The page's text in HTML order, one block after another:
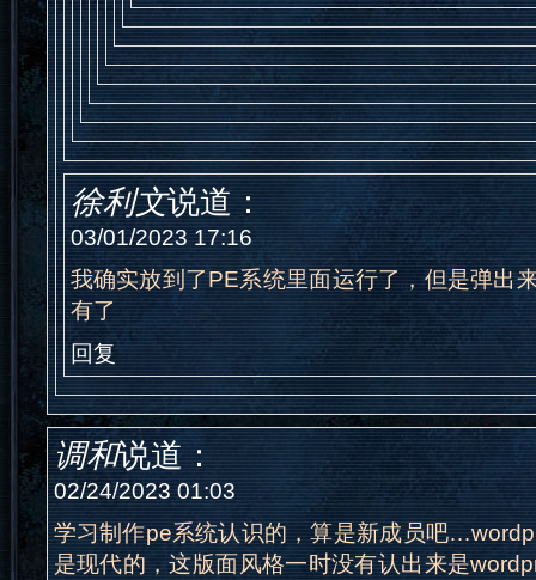
徐利文说道：
03/01/2023 17:16
我确实放到了PE系统里面运行了，但是弹出
有了
回复
调和说道：
02/24/2023 01:03
学习制作pe系统认识的，算是新成员吧
是现代的，这版面风格一时没有认出来是